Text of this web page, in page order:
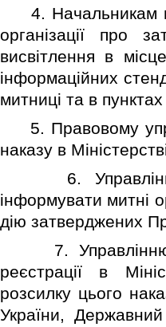
4. Начальникам
органiзацiї про
висвiтлення в
iнформацiйних
митницi та в
5. Правовому
наказу в
6. Управлiнню
iнформувати митнi
дiю затверджених
7. Управлiнню
реєстрацiї в
розсилку цього
України,